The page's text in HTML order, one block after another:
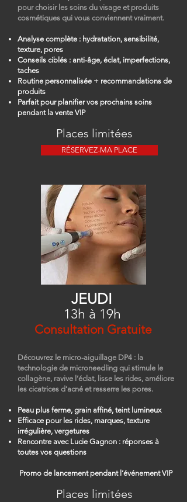
pour choisir les soins du visage et produits
cosmétiques qui vous conviennent vraiment.
Analyse complète : hydratation, sensibilité,
texture, pores
Conseils ciblés : anti-âge, éclat, imperfections,
taches
Routine personnalisée + recommandations de
produits
Parfait pour planifier vos prochains soins
pendant la vente VIP
Places limitées
RÉSERVEZ-MA PLACE
JEUDI
Consultation Gratuite
13h à 19h
Découvrez le micro-aiguillage DP4 : la
technologie de microneedling qui stimule le
collagène, ravive l’éclat, lisse les rides, améliore
les cicatrices d’acné et resserre les pores.
Peau plus ferme, grain affiné, teint lumineux
Efficace pour les rides, marques, texture
irrégulière, vergetures
Rencontre avec Lucie Gagnon : réponses à
toutes vos questions
Promo de lancement pendant l’événement VIP
Places limitées